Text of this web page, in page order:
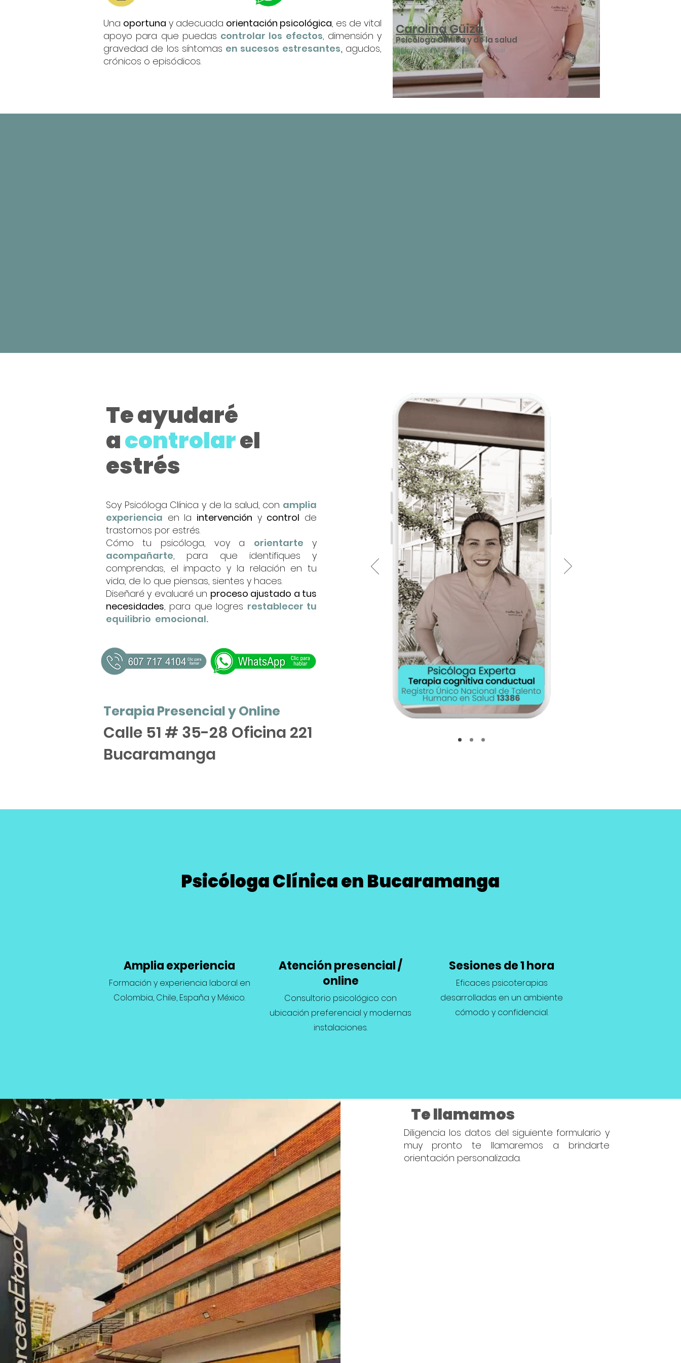
Carolina Güiza
Psicóloga Clínica y de la salud
Experta en terapia cognitiva conductual
Una oportuna y adecuada orientación psicológica, es de vital
apoyo para que puedas controlar los efectos, dimensión y
gravedad de los síntomas en sucesos estresantes,agudos,
crónicos o episódicos.
Te ayudaré
acontrolarel
estrés
Soy Psicóloga Clínica y de la salud, con amplia
experiencia en la intervención y control de
trastornos por estrés.
Cómo tu psicóloga, voy a orientarte y
acompañarte, para que identifiques y
comprendas, el impacto y la relación en tu
vida, de lo que piensas, sientes y haces.
Diseñaré y evaluaré un proceso ajustado a tus
necesidades, para que logres restablecer tu
equilibrio emocional.
Terapia Presencial y Online
Calle 51 # 35-28 Oficina 221
Bucaramanga
Psicóloga Clínica en Bucaramanga
Amplia experiencia
Formación y experiencia laboral en
Colombia, Chile, España y México.
Atención presencial /
online
Consultorio psicológico con
ubicación preferencial y modernas
instalaciones.
Sesiones de 1 hora
Eficaces psicoterapias
desarrolladas en un ambiente
cómodo y confidencial.
Te llamamos
Diligencia los datos del siguiente formulario y
muy pronto te llamaremos a brindarte
orientación personalizada.